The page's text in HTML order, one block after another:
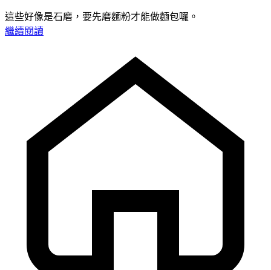
這些好像是石磨，要先磨麵粉才能做麵包囉。
繼續閱讀